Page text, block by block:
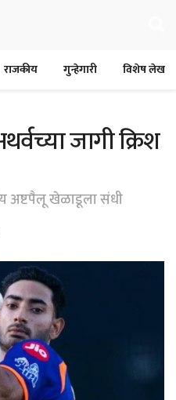
राजकीय गुन्हेगारी विशेष लेख
जागी क्रिश
अष्टपैलू खेळाडूला संधी